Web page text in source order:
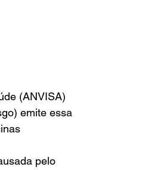
(ANVISA)
emite essa
pelo